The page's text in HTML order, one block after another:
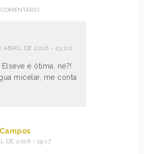
ABRIL DE 2016 - 23:00
Elseve é ótima, né?!
micelar, me conta
DE 2016 - 19:17